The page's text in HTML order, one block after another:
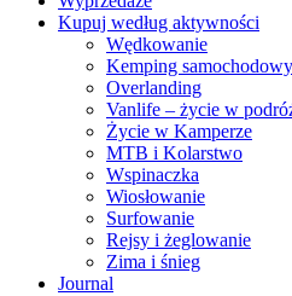
Kupuj według aktywności
Wędkowanie
Kemping samochodowy
Overlanding
Vanlife – życie w
Życie w Kamperze
MTB i Kolarstwo
Wspinaczka
Wiosłowanie
Surfowanie
Rejsy i żeglowanie
Zima i śnieg
Journal